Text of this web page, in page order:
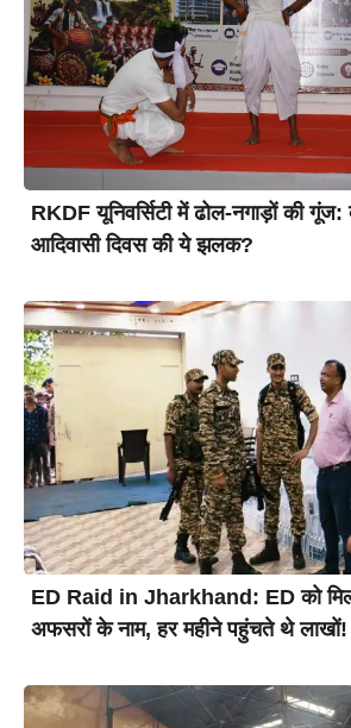
RKDF यूनिवर्सिटी में ढोल-नगाड़ों की
आदिवासी दिवस की ये झलक?
ED Raid in Jharkhand: ED को
अफसरों के नाम, हर महीने पहुंचते थे लाखों!